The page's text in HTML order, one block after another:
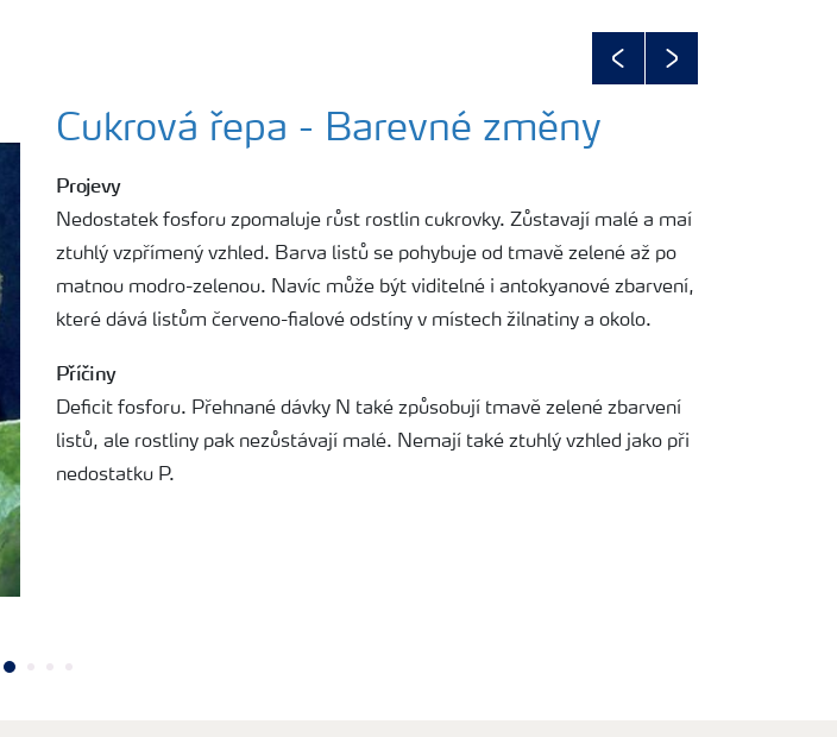
PreviousNext
Cukrová řepa - Barevné změny
Projevy
Nedostatek fosforu zpomaluje růst rostlin cukrovky. Zůstavají malé a maí
ztuhlý vzpřímený vzhled. Barva listů se pohybuje od tmavě zelené až po
matnou modro-zelenou. Navíc může být viditelné i antokyanové zbarvení,
které dává listům červeno-fialové odstíny v místech žilnatiny a okolo.
Příčiny
Deficit fosforu. Přehnané dávky N také způsobují tmavě zelené zbarvení
listů, ale rostliny pak nezůstávají malé. Nemají také ztuhlý vzhled jako při
nedostatku P.